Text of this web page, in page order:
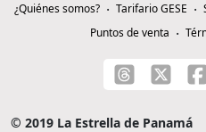
¿Quiénes somos? Tarifario GESE
Puntos de venta
© 2019 La Estrella de Panamá